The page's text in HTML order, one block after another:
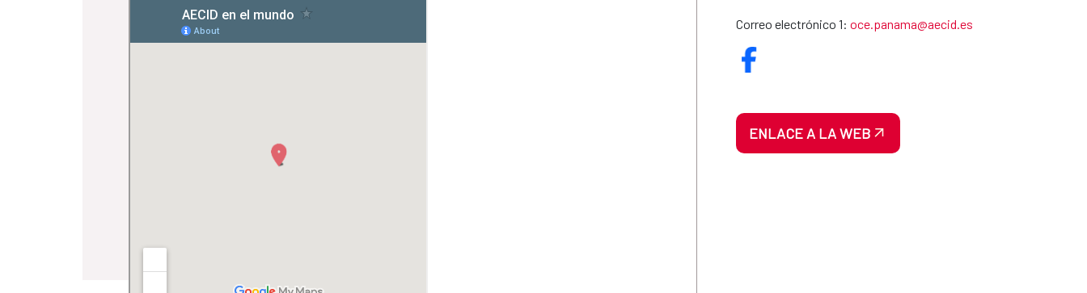
Correo electrónico 1: oce.panama@aecid.es
ENLACE A LA WEB